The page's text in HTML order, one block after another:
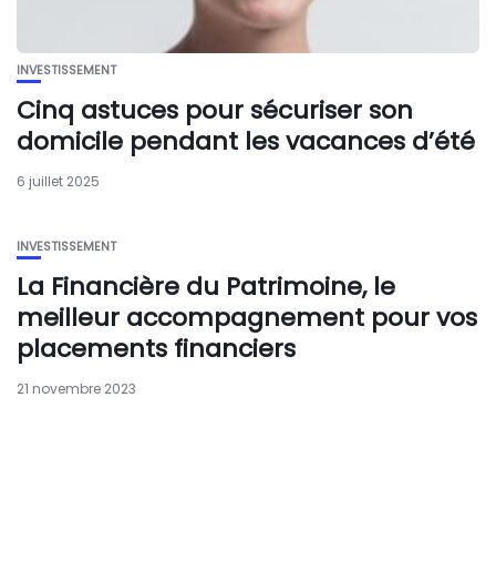
INVESTISSEMENT
Cinq astuces pour sécuriser son
domicile pendant les vacances d’été
6 juillet 2025
INVESTISSEMENT
La Financière du Patrimoine, le
meilleur accompagnement pour vos
placements financiers
21 novembre 2023